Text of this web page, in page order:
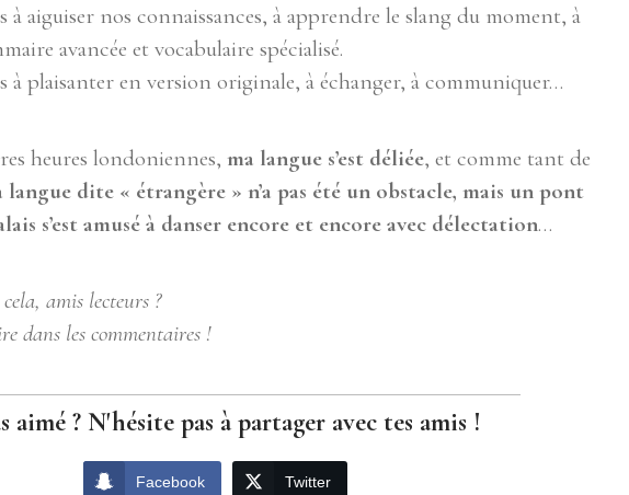
à aiguiser nos connaissances, à apprendre le slang du moment, à
avancée et vocabulaire spécialisé.
à plaisanter en version originale, à échanger, à communiquer…
heures londoniennes, ma langue s’est déliée, et comme tant de
langue dite « étrangère » n’a pas été un obstacle, mais un pont
s’est amusé à danser encore et encore avec délectation…
amis lecteurs ?
dans les commentaires !
aimé ? N'hésite pas à partager avec tes amis !
Facebook Twitter